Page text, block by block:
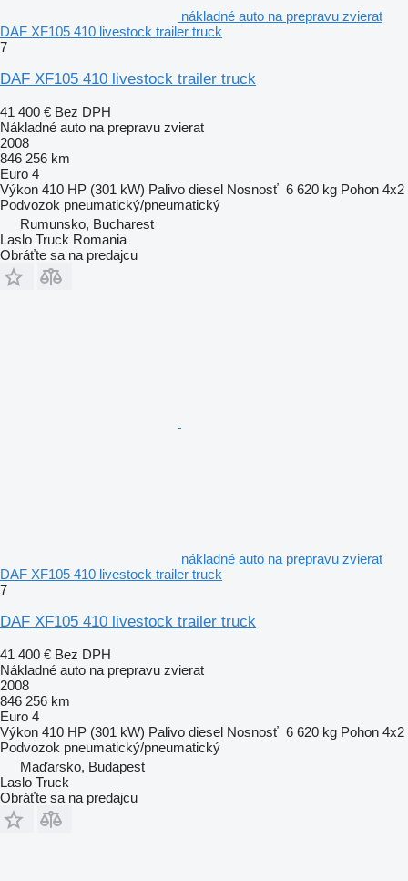
nákladné auto na prepravu zvierat
DAF XF105 410 livestock trailer truck
7
DAF XF105 410 livestock trailer truck
41 400 € Bez DPH
Nákladné auto na prepravu zvierat
2008
846 256 km
Euro 4
Výkon 410 HP (301 kW) Palivo diesel Nosnosť 6 620 kg Pohon 4x2
Podvozok pneumatický/pneumatický
Rumunsko, Bucharest
Laslo Truck Romania
Obráťte sa na predajcu
nákladné auto na prepravu zvierat
DAF XF105 410 livestock trailer truck
7
DAF XF105 410 livestock trailer truck
41 400 € Bez DPH
Nákladné auto na prepravu zvierat
2008
846 256 km
Euro 4
Výkon 410 HP (301 kW) Palivo diesel Nosnosť 6 620 kg Pohon 4x2
Podvozok pneumatický/pneumatický
Maďarsko, Budapest
Laslo Truck
Obráťte sa na predajcu